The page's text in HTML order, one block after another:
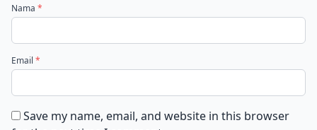
Nama *
Email *
Save my name, email, and website in this browser